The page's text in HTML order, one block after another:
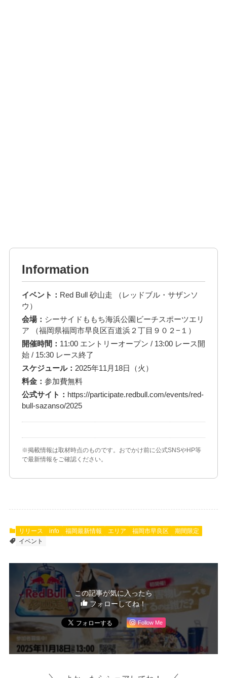
Information
イベント： Red Bull 砂山走 （レッドブル・サザンソ
ウ）
会場： シーサイドももち海浜公園ビーチスポーツエリ
ア （福岡県福岡市早良区百道浜２丁目９０２−１）
開催時間： 11:00 エントリーオープン / 13:00 レース開
始 / 15:30 レース終了
スケジュール： 2025年11月18日（火）
料金： 参加費無料
公式サイト： https://participate.redbull.com/events/red-
bull-sazanso/2025
※掲載情報は取材時点のものです。おでかけ前に公式SNSやHP等
で最新情報をご確認ください。
リリース info 福岡最新情報 エリア 福岡市早良区
期間限定
イベント
この記事が気に入ったら
フォローしてね！
Follow Me